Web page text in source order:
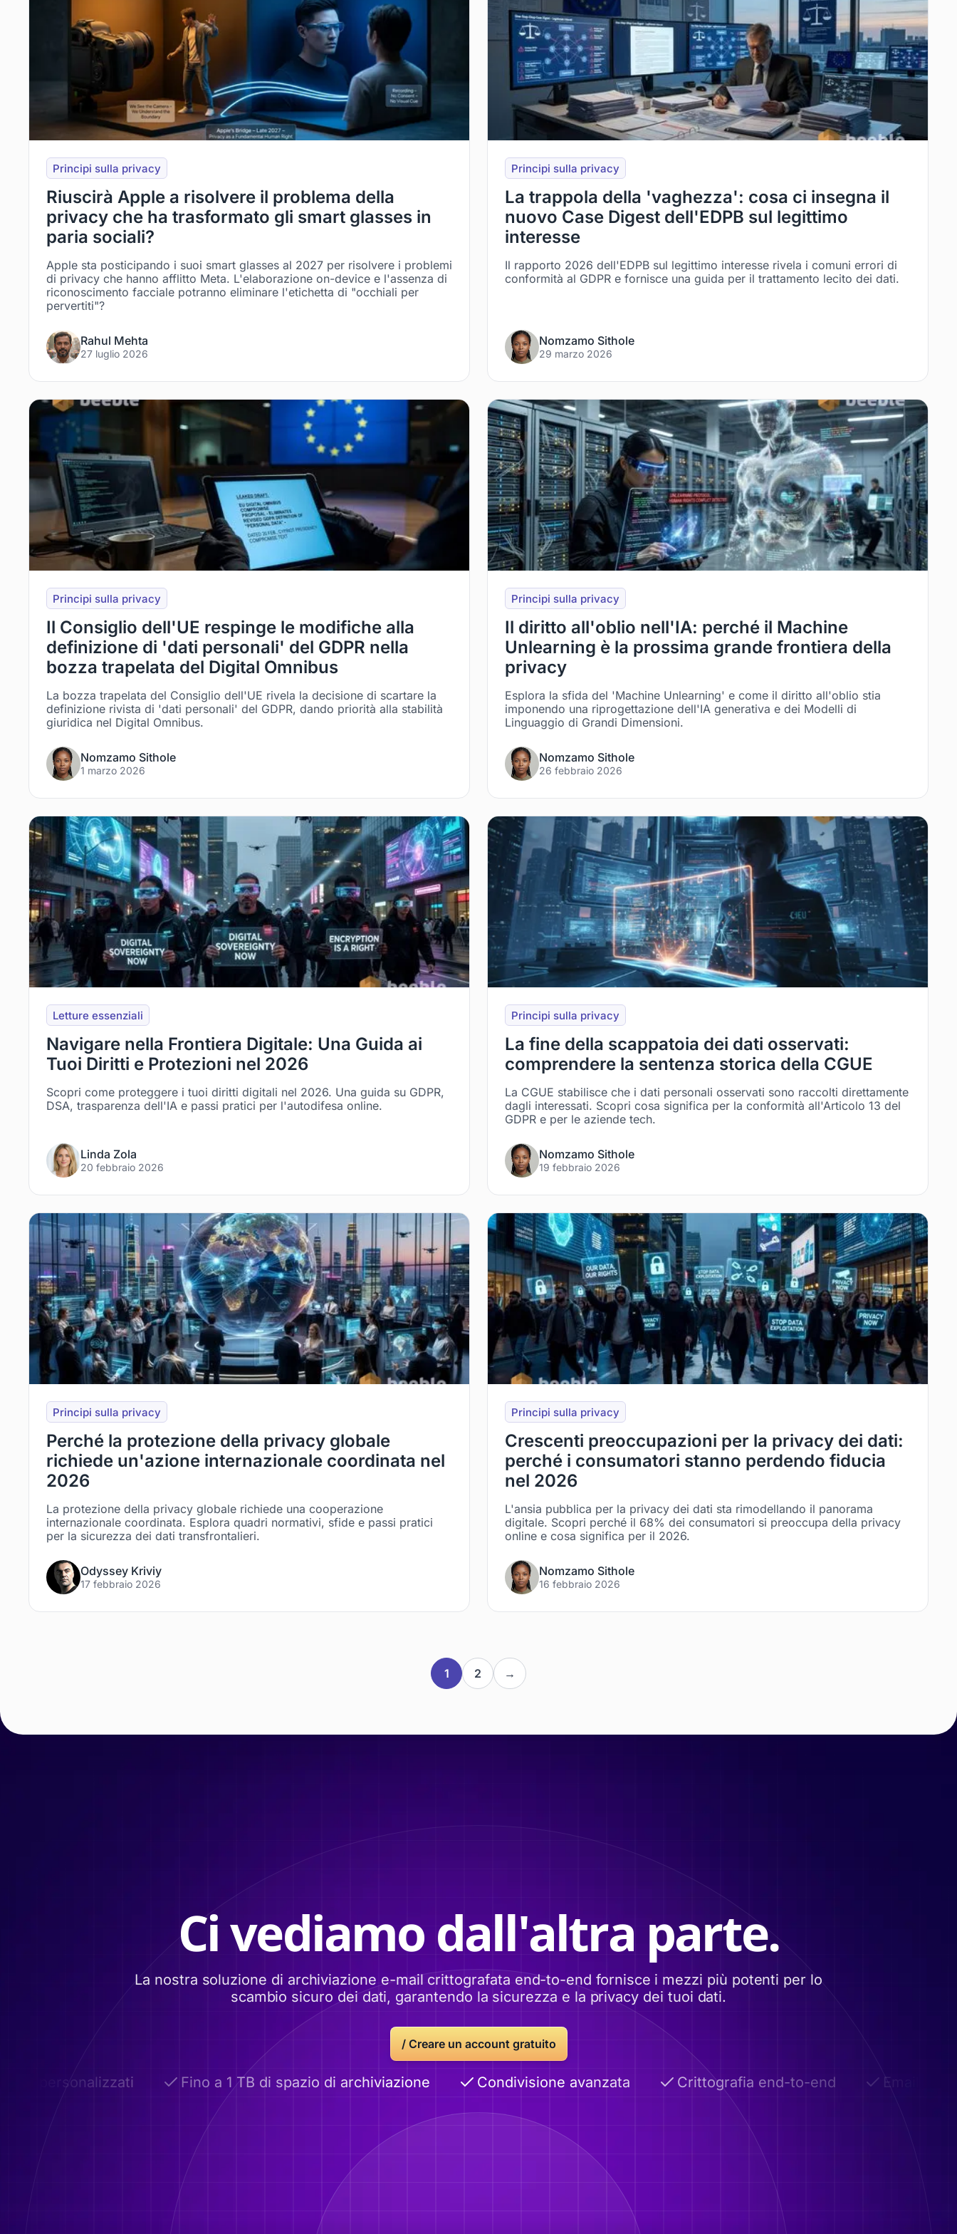
Principi sulla privacy
Riuscirà Apple a risolvere il problema della
privacy che ha trasformato gli smart glasses in
paria sociali?
Apple sta posticipando i suoi smart glasses al 2027 per risolvere i problemi
di privacy che hanno afflitto Meta. L'elaborazione on-device e l'assenza di
riconoscimento facciale potranno eliminare l'etichetta di "occhiali per
pervertiti"?
Rahul Mehta
27 luglio 2026
Principi sulla privacy
La trappola della 'vaghezza': cosa ci insegna il
nuovo Case Digest dell'EDPB sul legittimo
interesse
Il rapporto 2026 dell'EDPB sul legittimo interesse rivela i comuni errori di
conformità al GDPR e fornisce una guida per il trattamento lecito dei dati.
Nomzamo Sithole
29 marzo 2026
Principi sulla privacy
Il Consiglio dell'UE respinge le modifiche alla
definizione di 'dati personali' del GDPR nella
bozza trapelata del Digital Omnibus
La bozza trapelata del Consiglio dell'UE rivela la decisione di scartare la
definizione rivista di 'dati personali' del GDPR, dando priorità alla stabilità
giuridica nel Digital Omnibus.
Nomzamo Sithole
1 marzo 2026
Principi sulla privacy
Il diritto all'oblio nell'IA: perché il Machine
Unlearning è la prossima grande frontiera della
privacy
Esplora la sfida del 'Machine Unlearning' e come il diritto all'oblio stia
imponendo una riprogettazione dell'IA generativa e dei Modelli di
Linguaggio di Grandi Dimensioni.
Nomzamo Sithole
26 febbraio 2026
Letture essenziali
Navigare nella Frontiera Digitale: Una Guida ai
Tuoi Diritti e Protezioni nel 2026
Scopri come proteggere i tuoi diritti digitali nel 2026. Una guida su GDPR,
DSA, trasparenza dell'IA e passi pratici per l'autodifesa online.
Linda Zola
20 febbraio 2026
Principi sulla privacy
La fine della scappatoia dei dati osservati:
comprendere la sentenza storica della CGUE
La CGUE stabilisce che i dati personali osservati sono raccolti direttamente
dagli interessati. Scopri cosa significa per la conformità all'Articolo 13 del
GDPR e per le aziende tech.
Nomzamo Sithole
19 febbraio 2026
Principi sulla privacy
Perché la protezione della privacy globale
richiede un'azione internazionale coordinata nel
2026
La protezione della privacy globale richiede una cooperazione
internazionale coordinata. Esplora quadri normativi, sfide e passi pratici
per la sicurezza dei dati transfrontalieri.
Odyssey Kriviy
17 febbraio 2026
Principi sulla privacy
Crescenti preoccupazioni per la privacy dei dati:
perché i consumatori stanno perdendo fiducia
nel 2026
L'ansia pubblica per la privacy dei dati sta rimodellando il panorama
digitale. Scopri perché il 68% dei consumatori si preoccupa della privacy
online e cosa significa per il 2026.
Nomzamo Sithole
16 febbraio 2026
1 2 →
Ci vediamo dall'altra parte.
La nostra soluzione di archiviazione e-mail crittografata end-to-end fornisce i mezzi più potenti per lo
scambio sicuro dei dati, garantendo la sicurezza e la privacy dei tuoi dati.
/ Creare un account gratuito
personalizzati Fino a 1 TB di spazio di archiviazione Condivisione avanzata Crittografia end-to-end Email